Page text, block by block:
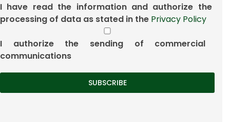
I have read the information and authorize the
processing of data as stated in the Privacy Policy
I authorize the sending of commercial
communications